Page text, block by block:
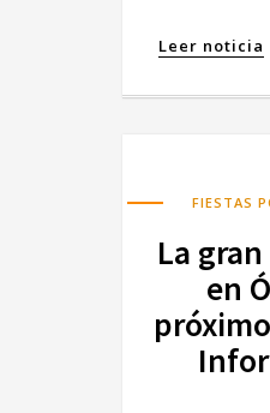
Leer noticia
FIESTAS
La
en